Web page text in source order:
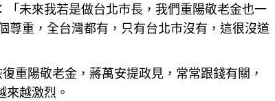
「未來我若是做台北市長，我們重陽敬老金也一
尊重，全台灣都有，只有台北市沒有，這很沒道
重陽敬老金，蔣萬安提政見，常常跟錢有關，
越激烈。